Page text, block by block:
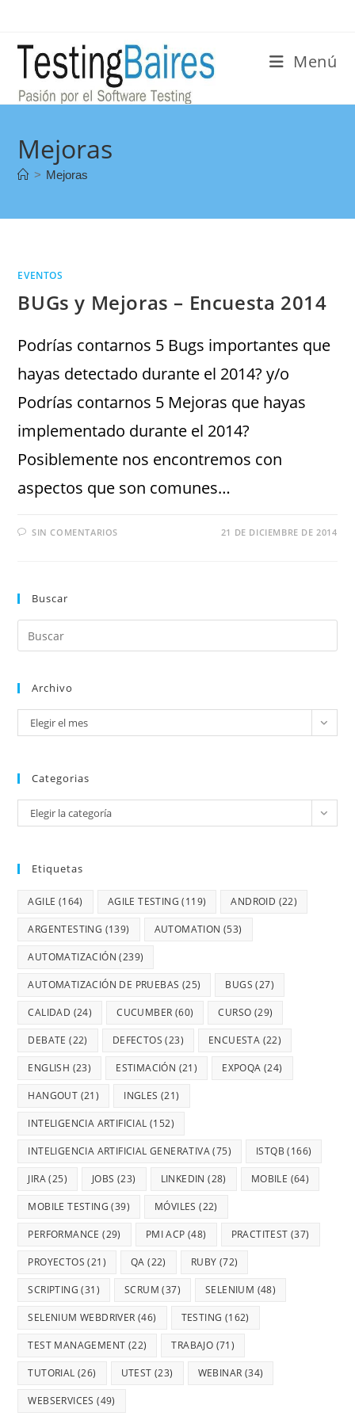
Menú
Mejoras
> Mejoras
EVENTOS
BUGs y Mejoras – Encuesta 2014
Podrías contarnos 5 Bugs importantes que
hayas detectado durante el 2014? y/o
Podrías contarnos 5 Mejoras que hayas
implementado durante el 2014?
Posiblemente nos encontremos con
aspectos que son comunes…
SIN COMENTARIOS 21 DE DICIEMBRE DE 2014
Buscar
Archivo
Elegir el mes
Categorias
Elegir la categoría
Etiquetas
AGILE (164) AGILE TESTING (119) ANDROID (22)
ARGENTESTING (139) AUTOMATION (53)
AUTOMATIZACIÓN (239)
AUTOMATIZACIÓN DE PRUEBAS (25) BUGS (27)
CALIDAD (24) CUCUMBER (60) CURSO (29)
DEBATE (22) DEFECTOS (23) ENCUESTA (22)
ENGLISH (23) ESTIMACIÓN (21) EXPOQA (24)
HANGOUT (21) INGLES (21)
INTELIGENCIA ARTIFICIAL (152)
INTELIGENCIA ARTIFICIAL GENERATIVA(75) ISTQB (166)
JIRA(25) JOBS (23) LINKEDIN (28) MOBILE (64)
MOBILE TESTING (39) MÓVILES (22)
PERFORMANCE (29) PMI ACP (48) PRACTITEST (37)
PROYECTOS (21) QA (22) RUBY (72)
SCRIPTING (31) SCRUM (37) SELENIUM (48)
SELENIUM WEBDRIVER (46) TESTING (162)
TEST MANAGEMENT (22) TRABAJO (71)
TUTORIAL (26) UTEST (23) WEBINAR (34)
WEBSERVICES (49)